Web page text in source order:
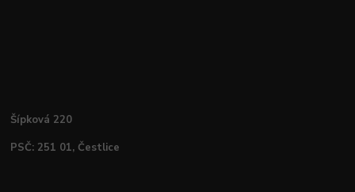
Šípková 220
PSČ: 251 01, Čestlice